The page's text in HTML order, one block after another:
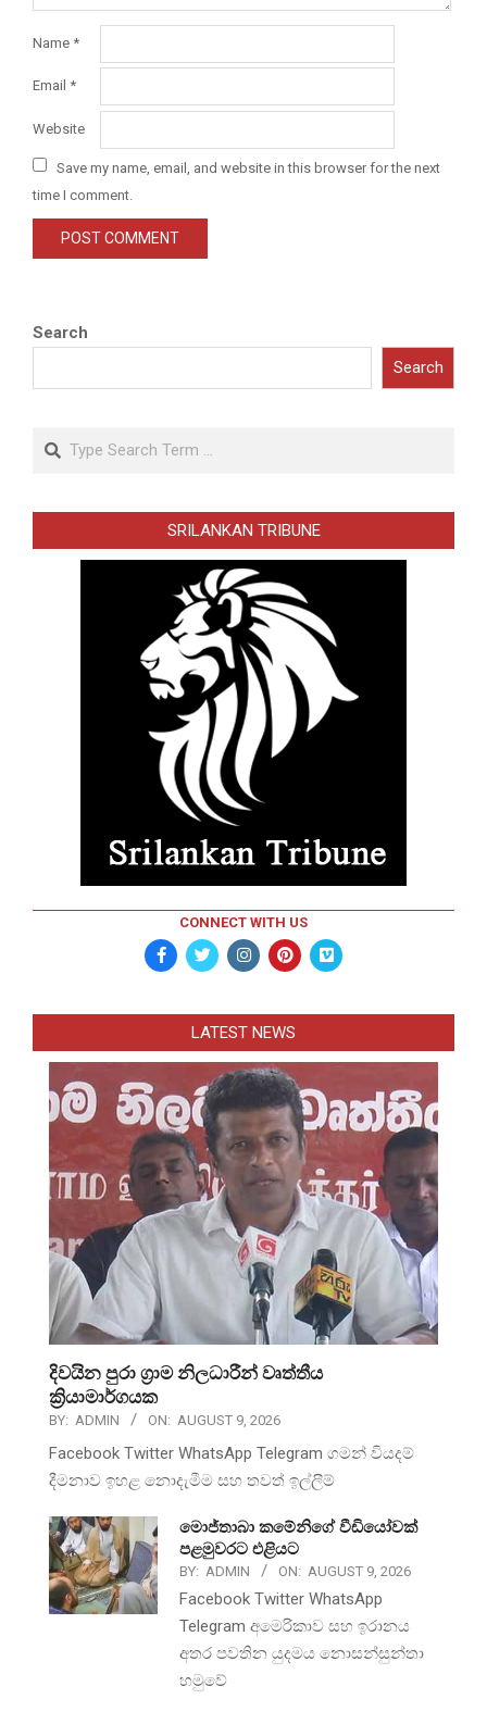
Name *
Email *
Website
Save my name, email, and website in this browser for the next
time I comment.
Search
Search
Search
SRILANKAN TRIBUNE
CONNECT WITH US
LATEST NEWS
දිවයින පුරා ග්‍රාම නිලධාරීන් වෘත්තීය
ක්‍රියාමාර්ගයක
BY: ADMIN ON: AUGUST 9, 2026
Facebook Twitter WhatsApp Telegram ගමන් වියදම්
දීමනාව ඉහළ නොදැමීම සහ තවත් ඉල්ලීම්
මොජ්තාබා කමේනිගේ වීඩියෝවක්
පළමුවරට එළියට
BY: ADMIN ON: AUGUST 9, 2026
Facebook Twitter WhatsApp
Telegram අමෙරිකාව සහ ඉරානය
අතර පවතින යුදමය නොසන්සුන්තා
හමුවේ